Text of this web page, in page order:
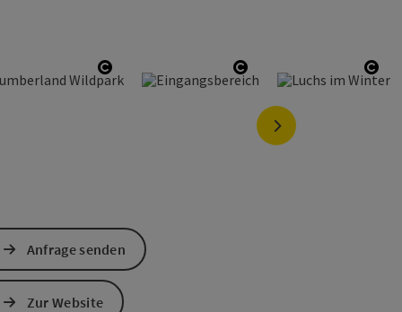
Copyright öffnen Copyright öffnen
nächstes Element
Anfrage senden
Zur Website